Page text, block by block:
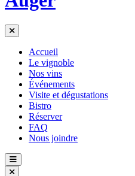
Accueil
Le vignoble
Nos vins
Événements
Visite et dégustations
Bistro
Réserver
FAQ
Nous joindre